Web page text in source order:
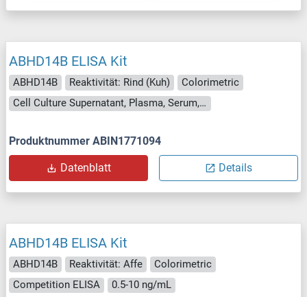
ABHD14B ELISA Kit
ABHD14B Reaktivität: Rind (Kuh)
Colorimetric
Cell Culture Supernatant, Plasma, Serum, Tissue Homogenate
Produktnummer ABIN1771094
Datenblatt Details
ABHD14B ELISA Kit
ABHD14B Reaktivität: Affe
Colorimetric
Competition ELISA
0.5-10 ng/mL